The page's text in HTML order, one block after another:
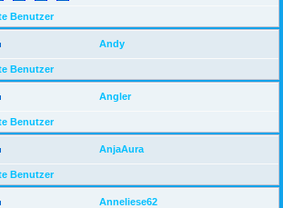
Benutzer
Andy
Benutzer
Angler
Benutzer
AnjaAura
Benutzer
Anneliese62